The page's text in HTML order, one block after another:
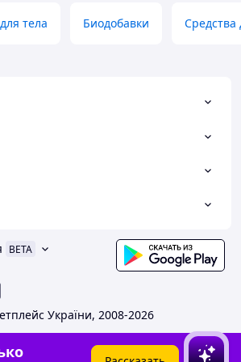
тела Биодобавки Средства
BETA
України, 2008-2026